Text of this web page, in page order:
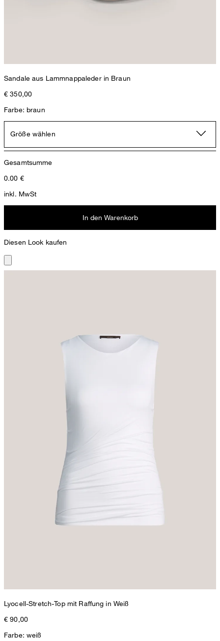
Sandale aus Lammnappaleder in Braun
€ 350,00
Farbe: braun
Größe wählen
Gesamtsumme
0.00 €
inkl. MwSt
In den Warenkorb
Diesen Look kaufen
Lyocell-Stretch-Top mit Raffung in Weiß
€ 90,00
Farbe: weiß